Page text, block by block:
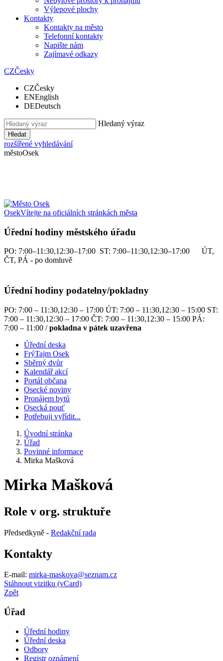
Výlepové plochy
Kontakty
Kontakty na město
Telefonní kontakty
Napište nám
Zajímavé odkazy
CZČesky
CZČesky
ENEnglish
DEDeutsch
Hledaný výraz
Hledat
rozšířené vyhledávání
městoOsek
OsekVítejte na oficiálních stránkách města
Úřední hodiny městského úřadu
PO: 7:00–11:30,12:30–17:00 ST: 7:00–11:30,12:30–17:00 ÚT,
ČT, PÁ - po domluvě
Úřední hodiny podatelny/pokladny
PO: 7:00 – 11:30,12:30 – 17:00 ÚT: 7:00 – 11:30,12:30 – 15:00 ST:
7:00 – 11:30,12:30 – 17:00 ČT: 7:00 – 11:30,12:30 – 15:00 PÁ:
7:00 – 11:00 /pokladna v pátek uzavřena
Úřední deska
FrýTajm Osek
Sběrný dvůr
Kalendář akcí
Portál občana
Osecké noviny
Pronájem bytů
Osecká pouť
Potřebuji vyřídit...
Úvodní stránka
Úřad
Povinné informace
Mirka Mašková
Mirka Mašková
Role v org. struktuře
Předsedkyně - Redakční rada
Kontakty
E-mail: mirka-maskova@seznam.cz
Stáhnout vizitku (vCard)
Zpět
Úřad
Úřední hodiny
Úřední deska
Odbory
Registr oznámení